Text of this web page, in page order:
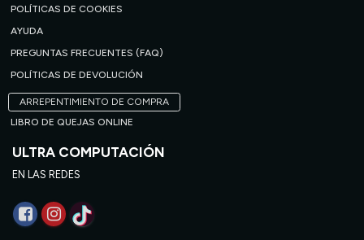
POLÍTICAS DE COOKIES
AYUDA
PREGUNTAS FRECUENTES (FAQ)
POLÍTICAS DE DEVOLUCIÓN
ARREPENTIMIENTO DE COMPRA
LIBRO DE QUEJAS ONLINE
ULTRA COMPUTACIÓN
EN LAS REDES